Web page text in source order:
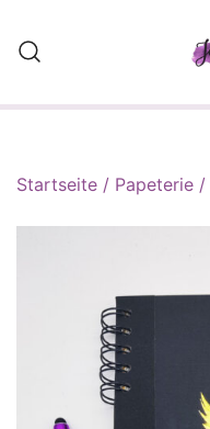
content
Startseite / Papeterie /